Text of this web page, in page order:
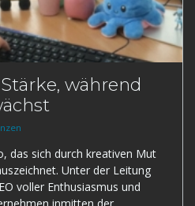
während
das sich durch kreativen Mut
Unter der Leitung
voller Enthusiasmus und